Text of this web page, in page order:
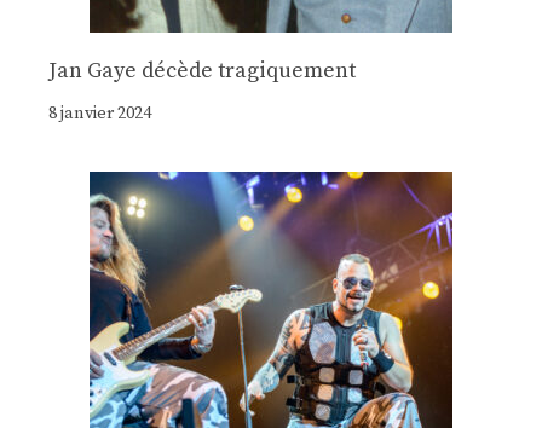
Jan Gaye décède tragiquement
8 janvier 2024